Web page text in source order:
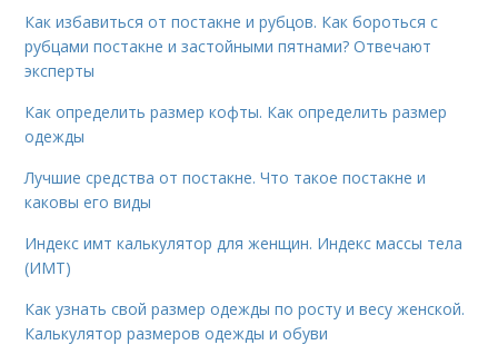
Как избавиться от постакне и рубцов. Как бороться с
рубцами постакне и застойными пятнами? Отвечают
эксперты
Как определить размер кофты. Как определить размер
одежды
Лучшие средства от постакне. Что такое постакне и
каковы его виды
Индекс имт калькулятор для женщин. Индекс массы тела
(ИМТ)
Как узнать свой размер одежды по росту и весу женской.
Калькулятор размеров одежды и обуви